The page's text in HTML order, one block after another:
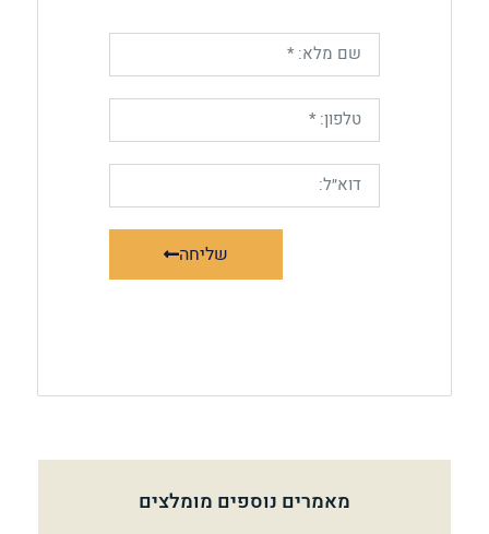
שליחה
מאמרים נוספים מומלצים